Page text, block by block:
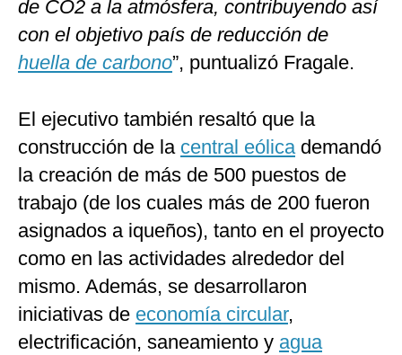
de CO2 a la atmósfera, contribuyendo así
con el objetivo país de reducción de
huella de carbono”, puntualizó Fragale.
El ejecutivo también resaltó que la
construcción de la central eólicademandó
la creación de más de 500 puestos de
trabajo (de los cuales más de 200 fueron
asignados a iqueños), tanto en el proyecto
como en las actividades alrededor del
mismo. Además, se desarrollaron
iniciativas de economía circular,
electrificación, saneamiento y agua